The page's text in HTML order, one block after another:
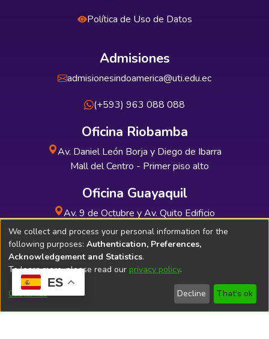
ES
Política de Uso de Datos
Admisiones
admisionesindoamerica@uti.edu.ec
(+593) 963 088 088
Oficina Riobamba
Av. Daniel León Borja y Diego de Ibarra
Mall del Centro - Primer piso alto
Oficina Guayaquil
Av. 9 de Octubre y Av. Quito Edificio
INDUAUTO - Planta baja
Soporte Técnico Bibliolatino.com
We collect and process your personal information for the
following purposes: Authentication, Preferences,
Acknowledgement and Statistics.
To learn more, please read our privacy policy.
Customize Decline That's ok